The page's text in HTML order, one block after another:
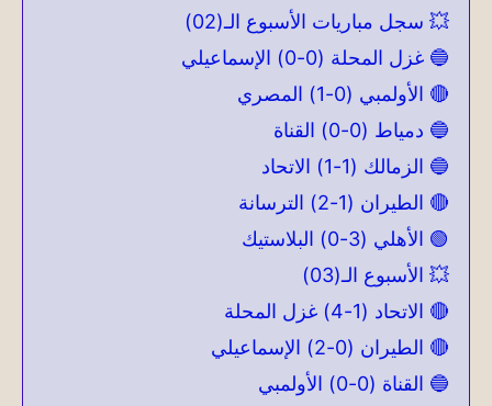
💥 سجل مباريات الأسبوع الـ(02)
🔵 غزل المحلة (0-0) الإسماعيلي
🔴 الأولمبي (0-1) المصري
🔵 دمياط (0-0) القناة
🔵 الزمالك (1-1) الاتحاد
🔴 الطيران (1-2) الترسانة
🟢 الأهلي (3-0) البلاستيك
💥 الأسبوع الـ(03)
🔴 الاتحاد (1-4) غزل المحلة
🔴 الطيران (0-2) الإسماعيلي
🔵 القناة (0-0) الأولمبي